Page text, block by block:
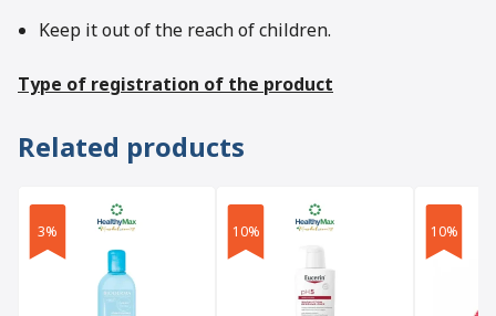
Keep it out of the reach of children.
Type of registration of the product
Related products
3% 10% 10%